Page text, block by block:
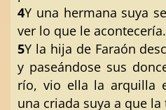
4Y una hermana suya
ver lo que le acontecería.
5Y la hija de Faraón
y paseándose sus
río, vio ella la arquilla
una criada suya a que la